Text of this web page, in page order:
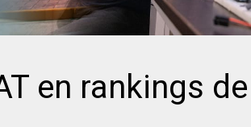
en rankings